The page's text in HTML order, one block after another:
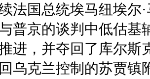
法国总统埃马纽埃尔
普京的谈判中低估基
进，并夺回了库尔斯
乌克兰控制的苏贾镇